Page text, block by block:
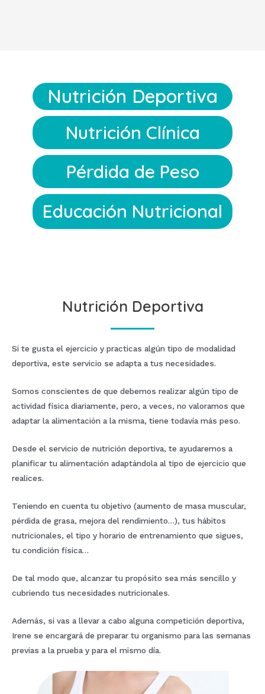
Nutrición Deportiva
Nutrición Clínica
Pérdida de Peso
Educación Nutricional
Nutrición Deportiva
Si te gusta el ejercicio y practicas algún tipo de modalidad
deportiva, este servicio se adapta a tus necesidades.
Somos conscientes de que debemos realizar algún tipo de
actividad física diariamente, pero, a veces, no valoramos que
adaptar la alimentación a la misma, tiene todavía más peso.
Desde el servicio de nutrición deportiva, te ayudaremos a
planificar tu alimentación adaptándola al tipo de ejercicio que
realices.
Teniendo en cuenta tu objetivo (aumento de masa muscular,
pérdida de grasa, mejora del rendimiento…), tus hábitos
nutricionales, el tipo y horario de entrenamiento que sigues,
tu condición física…
De tal modo que, alcanzar tu propósito sea más sencillo y
cubriendo tus necesidades nutricionales.
Además, si vas a llevar a cabo alguna competición deportiva,
Irene se encargará de preparar tu organismo para las semanas
previas a la prueba y para el mismo día.